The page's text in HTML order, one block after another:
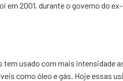
em 2001, durante o governo do ex-
usado com mais intensidade
como óleo e gás. Hoje essas